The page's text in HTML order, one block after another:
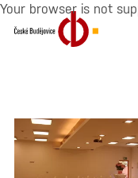
Your browser is not